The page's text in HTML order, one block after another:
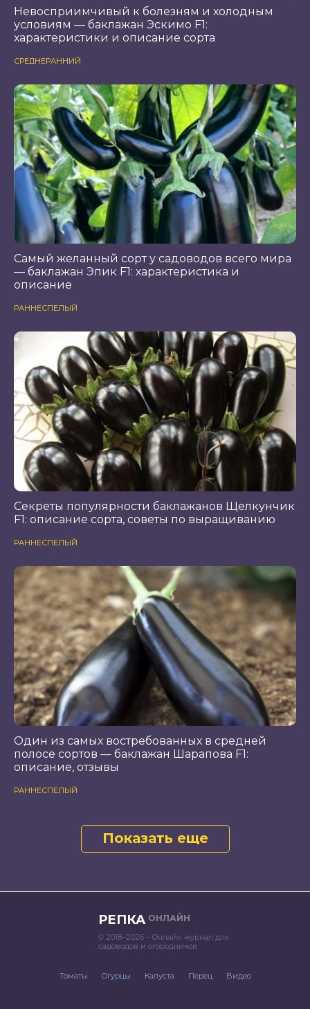
Невосприимчивый к болезням и холодным
условиям — баклажан Эскимо F1:
характеристики и описание сорта
СРЕДНЕРАННИЙ
Самый желанный сорт у садоводов всего мира
— баклажан Эпик F1: характеристика и
описание
РАННЕСПЕЛЫЙ
Секреты популярности баклажанов Щелкунчик
F1: описание сорта, советы по выращиванию
РАННЕСПЕЛЫЙ
Один из самых востребованных в средней
полосе сортов — баклажан Шарапова F1:
описание, отзывы
РАННЕСПЕЛЫЙ
Показать еще
РЕПКА ОНЛАЙН
© 2018–2026 – Онлайн журнал для
садоводов и огородников
Томаты Огурцы Капуста Перец Видео